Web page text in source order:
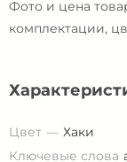
Фото и цена
комплектации,
Цвет
Хаки
Ключевые слова